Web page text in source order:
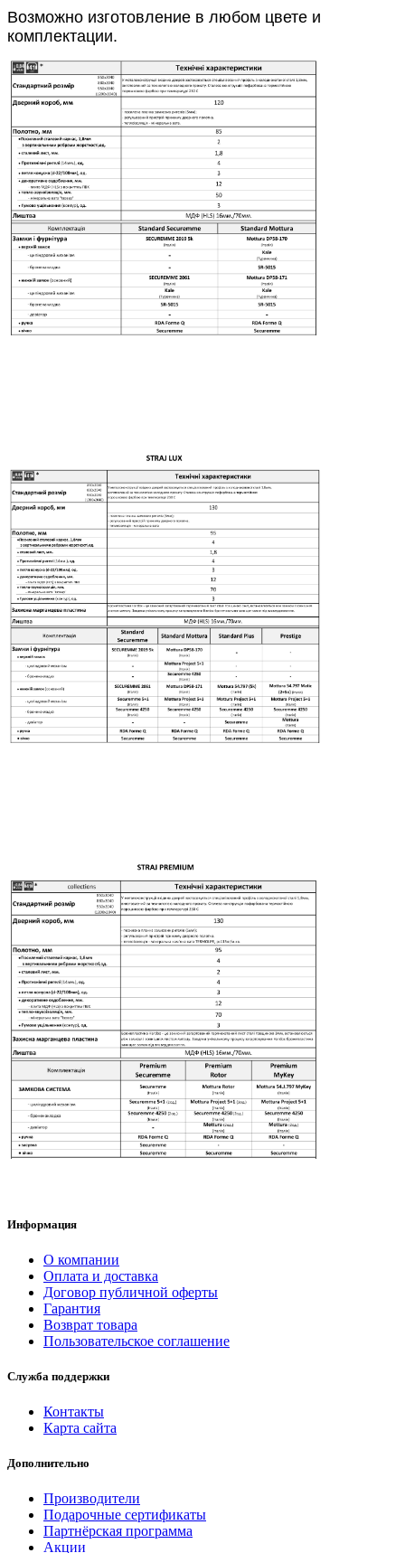
Возможно изготовление в любом цвете и
комплектации.
Информация
О компании
Оплата и доставка
Договор публичной оферты
Гарантия
Возврат товара
Пользовательское соглашение
Служба поддержки
Контакты
Карта сайта
Дополнительно
Производители
Подарочные сертификаты
Партнёрская программа
Акции